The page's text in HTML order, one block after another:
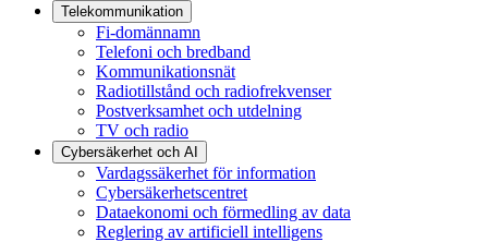
Telekommunikation
Fi-domännamn
Telefoni och bredband
Kommunikationsnät
Radiotillstånd och radiofrekvenser
Postverksamhet och utdelning
TV och radio
Cybersäkerhet och AI
Vardagssäkerhet för information
Cybersäkerhetscentret
Dataekonomi och förmedling av data
Reglering av artificiell intelligens